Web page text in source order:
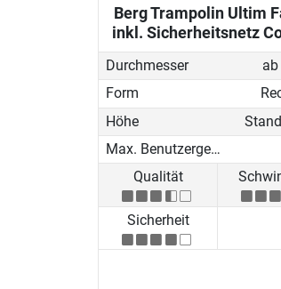
Berg Trampolin Ultim
inkl. Sicherheitsnetz
Durchmesser
Form
Höhe
Max. Benutzergewicht
Qualität
Sicherheit